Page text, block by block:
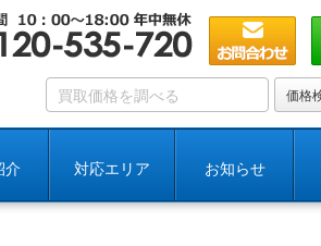
介 対応エリア お知らせ